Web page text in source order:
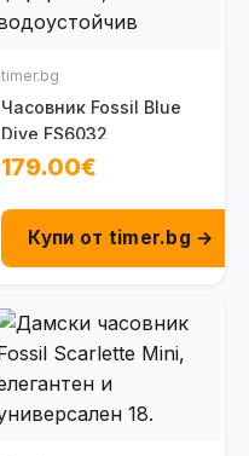
timer.bg
Часовник Fossil Blue
Dive FS6032
179.00€
Купи от timer.bg →